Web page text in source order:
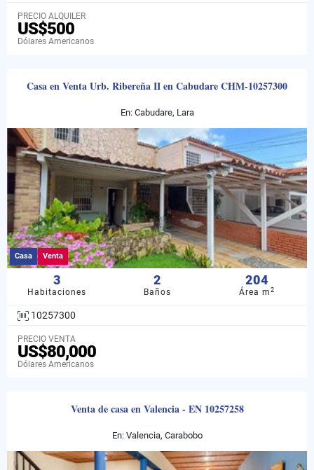
PRECIO ALQUILER
US$500
Dólares Americanos
Casa en Venta Urb. Ribereña II en Cabudare CHM-10257300
En: Cabudare, Lara
Casa Venta
3
Habitaciones
2
Baños
204
Área m2
10257300
PRECIO VENTA
US$80,000
Dólares Americanos
Venta de casa en Valencia - EN 10257258
En: Valencia, Carabobo